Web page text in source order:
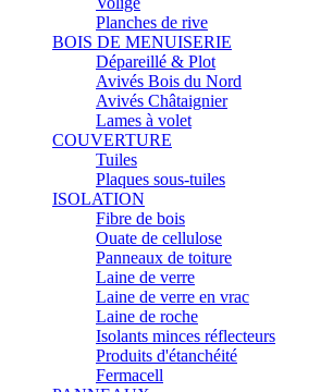
Planches de rive
BOIS DE MENUISERIE
Dépareillé & Plot
Avivés Bois du Nord
Avivés Châtaignier
Lames à volet
COUVERTURE
Tuiles
Plaques sous-tuiles
ISOLATION
Fibre de bois
Ouate de cellulose
Panneaux de toiture
Laine de verre
Laine de verre en vrac
Laine de roche
Isolants minces réflecteurs
Produits d'étanchéité
Fermacell